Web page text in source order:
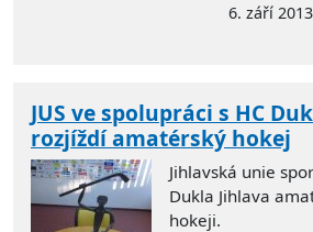
6. září
JUS ve spolupráci s HC
rozjíždí amatérský hokej
Jihlavská unie
Dukla Jihlava
hokeji.